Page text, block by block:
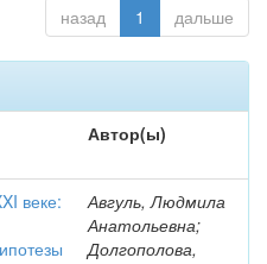
назад 1 дальше
Автор(ы)
веке:
Авгуль, Людмила
Анатольевна;
Долгополова,